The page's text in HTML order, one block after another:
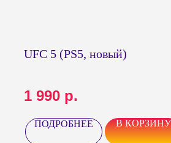
UFC 5 (PS5, новый)
1 990 р.
ПОДРОБНЕЕ В КОРЗИНУ